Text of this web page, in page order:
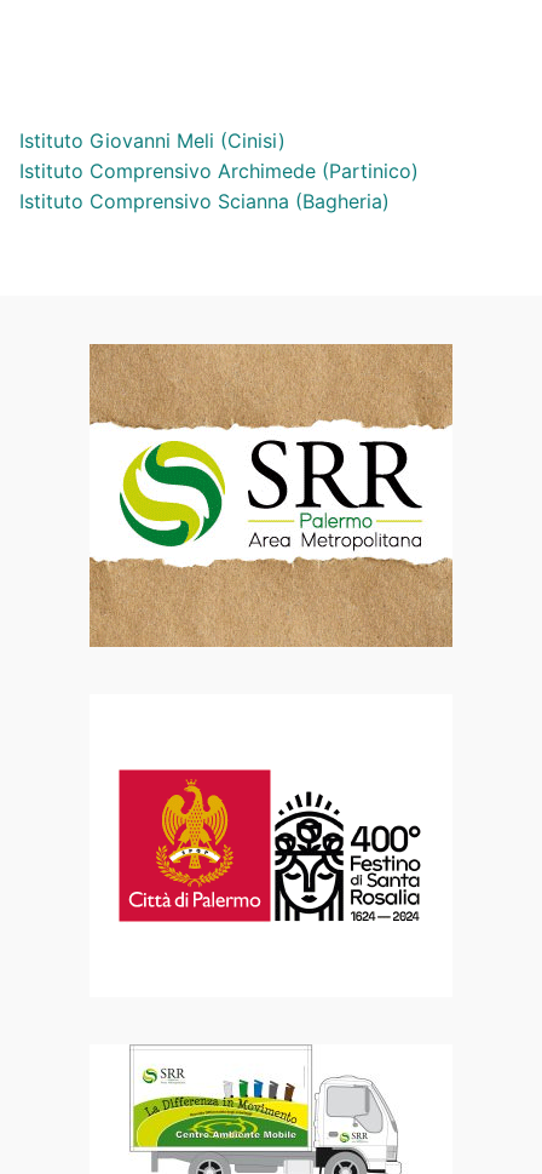
Istituto Giovanni Meli (Cinisi)
Istituto Comprensivo Archimede (Partinico)
Istituto Comprensivo Scianna (Bagheria)